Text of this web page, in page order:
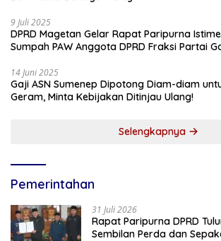
9 Juli 2025
DPRD Magetan Gelar Rapat Paripurna
Sumpah PAW Anggota DPRD Fraksi Partai
14 Juni 2025
Gaji ASN Sumenep Dipotong Diam-diam
Geram, Minta Kebijakan Ditinjau Ulang!
Selengkapnya
Pemerintahan
31 Juli 2026
Rapat Paripurna DPRD
Sembilan Perda dan